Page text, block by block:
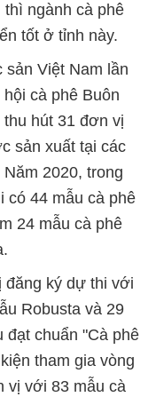
ngành cà phê
tốt ở tỉnh này.
sản Việt Nam lần
cà phê Buôn
hút 31 đơn vị
sản xuất tại các
2020, trong
có 44 mẫu cà phê
24 mẫu cà phê
đăng ký dự thi với
Robusta và 29
đạt chuẩn "Cà phê
tham gia vòng
vị với 83 mẫu cà